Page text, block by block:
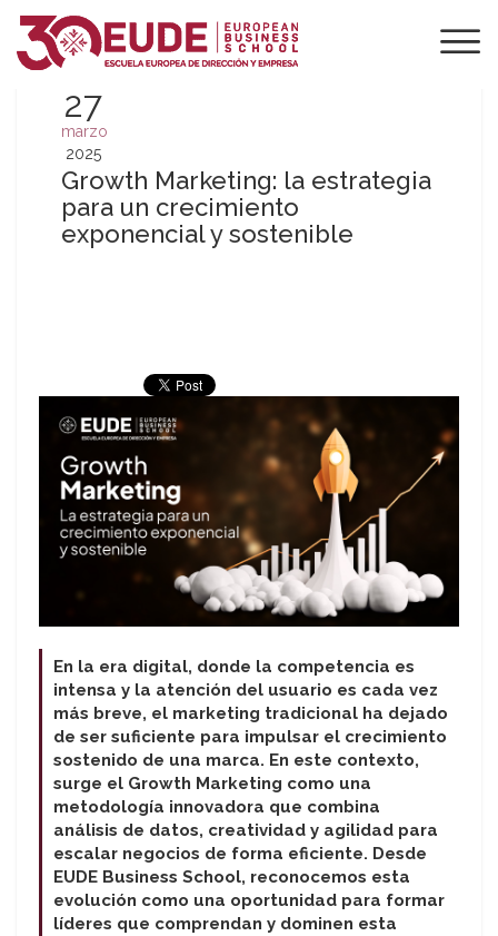
27
marzo
2025
Growth Marketing: la estrategia
para un crecimiento
exponencial y sostenible
En la era digital, donde la competencia es
intensa y la atención del usuario es cada vez
más breve, el marketing tradicional ha dejado
de ser suficiente para impulsar el crecimiento
sostenido de una marca. En este contexto,
surge el Growth Marketing como una
metodología innovadora que combina
análisis de datos, creatividad y agilidad para
escalar negocios de forma eficiente. Desde
EUDE Business School, reconocemos esta
evolución como una oportunidad para formar
líderes que comprendan y dominen esta